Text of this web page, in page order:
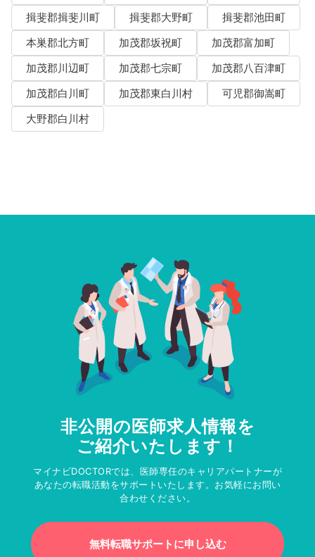
揖斐郡揖斐川町
揖斐郡大野町
揖斐郡池田町
本巣郡北方町
加茂郡坂祝町
加茂郡富加町
加茂郡川辺町
加茂郡七宗町
加茂郡八百津町
加茂郡白川町
加茂郡東白川村
可児郡御嵩町
大野郡白川村
非公開の医師求人情報を
ご紹介いたします！
マイナビDOCTORでは、医師専任のキャリアパートナーが
あなたの転職活動をサポートいたします。お気軽にお問い
合わせください。
無料転職サポートに申し込む